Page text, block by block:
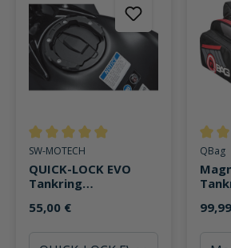
Durchschnittliche Bewertung von 4.9
SW-MOTECH
QUICK-LOCK EVO
Tankring
für Kawasaki
55,00 €
QBag